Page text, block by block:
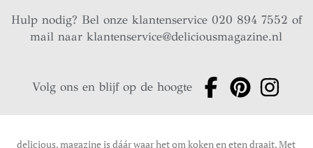
Hulp nodig? Bel onze klantenservice 020 894 7552 of
mail naarklantenservice@deliciousmagazine.nl
Volg ons en blijf op de hoogte
delicious. magazine is dáár waar het om koken en eten draait. Met